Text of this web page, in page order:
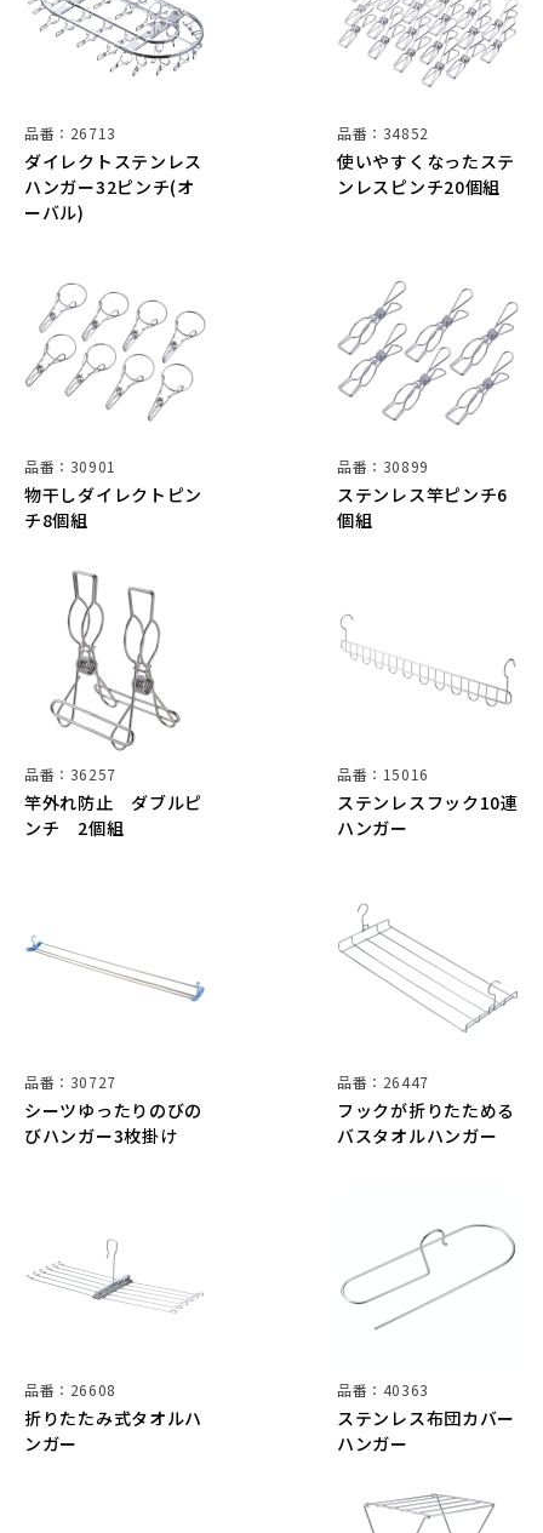
ダイレクトステンレス
ハンガー32ピンチ(オ
ーバル)
品番：26713
使いやすくなったステ
ンレスピンチ20個組
品番：34852
物干しダイレクトピン
チ8個組
品番：30901
ステンレス竿ピンチ6
個組
品番：30899
竿外れ防止 ダブルピ
ンチ 2個組
品番：36257
ステンレスフック10連
ハンガー
品番：15016
シーツゆったりのびの
びハンガー3枚掛け
品番：30727
フックが折りたためる
バスタオルハンガー
品番：26447
折りたたみ式タオルハ
ンガー
品番：26608
ステンレス布団カバー
ハンガー
品番：40363